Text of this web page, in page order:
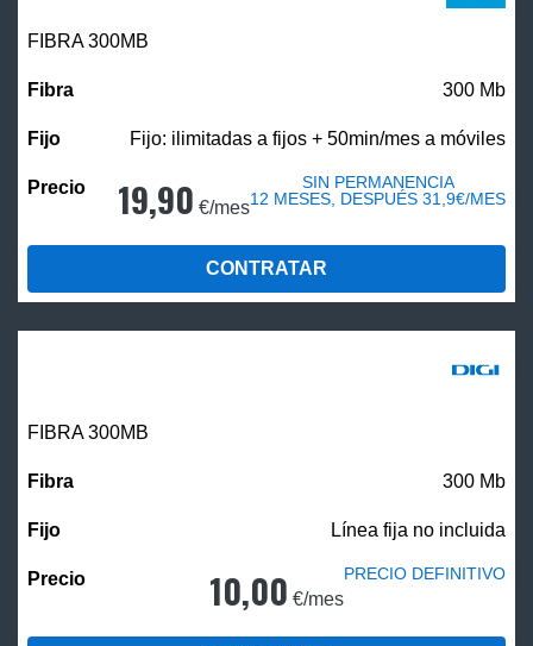
FIBRA 300MB
300 Mb
Fijo: ilimitadas a fijos + 50min/mes a móviles
19,90 €/mes
SIN PERMANENCIA
12 MESES, DESPUÉS 31,9€/MES
CONTRATAR
FIBRA 300MB
300 Mb
Línea fija no incluida
10,00 €/mes
PRECIO DEFINITIVO